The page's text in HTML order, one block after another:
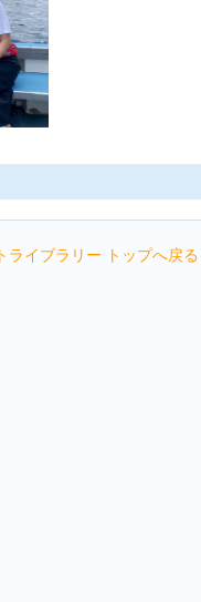
ライブラリー トップへ戻る